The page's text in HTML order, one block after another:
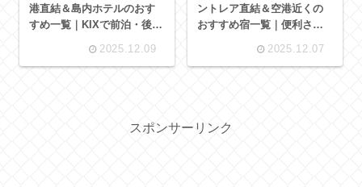
港直結＆島内ホテルのおす
すめ一覧｜KIXで前泊・後泊
2025.12.09
ントレア直結＆空港近くの
おすすめ宿一覧｜便利さ重
2025.12.07
スポンサーリンク